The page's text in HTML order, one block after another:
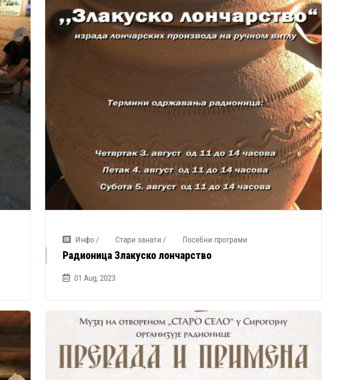
Инфо / Стари занати / Посебни програми
Радионица Злакуско лончарство
01 Aug, 2023